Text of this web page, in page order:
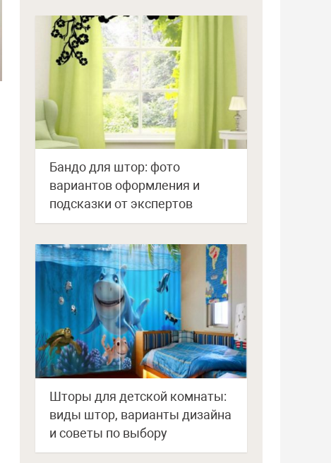
Бандо для штор: фото
вариантов оформления и
подсказки от экспертов
Шторы для детской комнаты:
виды штор, варианты дизайна
и советы по выбору